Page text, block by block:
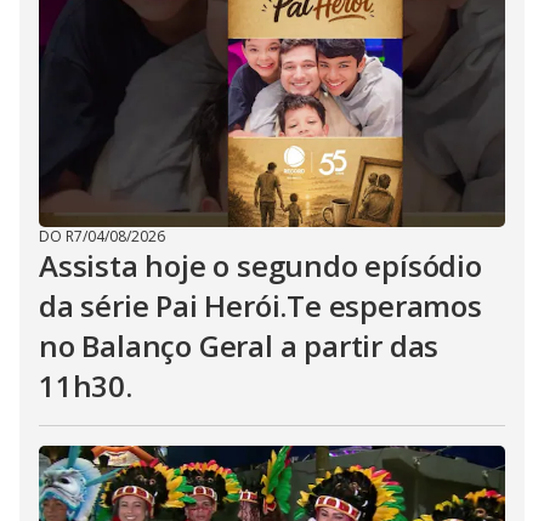
DO R7/04/08/2026
Assista hoje o segundo epísódio
da série Pai Herói.Te esperamos
no Balanço Geral a partir das
11h30.